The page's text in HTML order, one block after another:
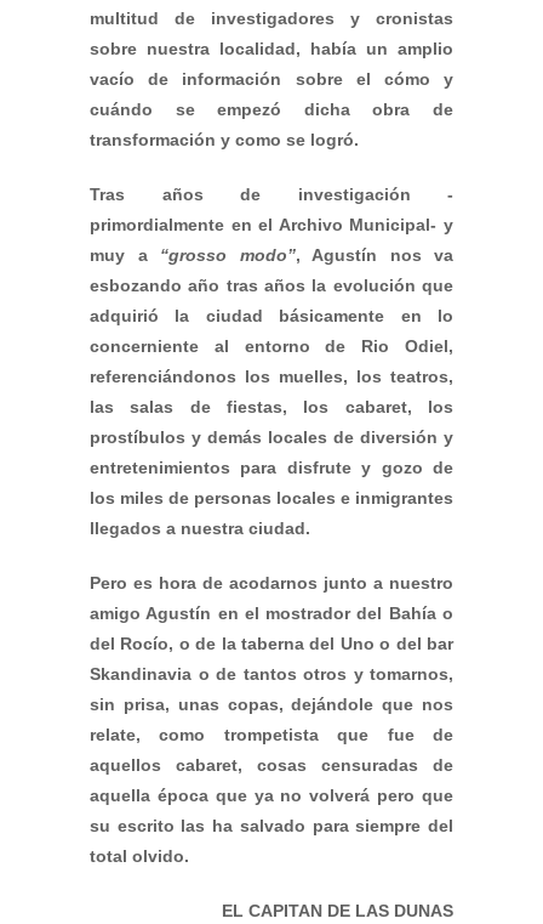
multitud de investigadores y cronistas
sobre nuestra localidad, había un amplio
vacío de información sobre el cómo y
cuándo se empezó dicha obra de
transformación y como se logró.
Tras años de investigación -
primordialmente en el Archivo Municipal- y
muy a “grosso modo”, Agustín nos va
esbozando año tras años la evolución que
adquirió la ciudad básicamente en lo
concerniente al entorno de Rio Odiel,
referenciándonos los muelles, los teatros,
las salas de fiestas, los cabaret, los
prostíbulos y demás locales de diversión y
entretenimientos para disfrute y gozo de
los miles de personas locales e inmigrantes
llegados a nuestra ciudad.
Pero es hora de acodarnos junto a nuestro
amigo Agustín en el mostrador del Bahía o
del Rocío, o de la taberna del Uno o del bar
Skandinavia o de tantos otros y tomarnos,
sin prisa, unas copas, dejándole que nos
relate, como trompetista que fue de
aquellos cabaret, cosas censuradas de
aquella época que ya no volverá pero que
su escrito las ha salvado para siempre del
total olvido.
EL CAPITAN DE LAS DUNAS